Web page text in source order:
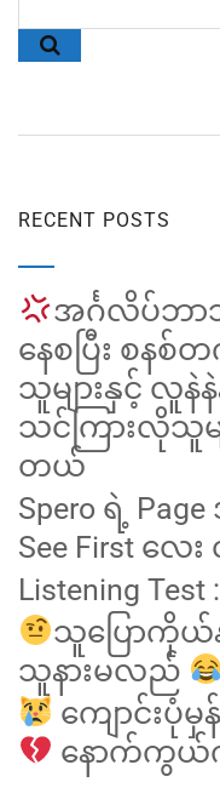
RECENT POSTS
အင်္ဂလိပ်ဘာ
နေစပြီး စန
သူများနှင့် လူ
သင်ကြားလိုသူမ
တယ်
Spero ရဲ့
See First လေ
Listening Test
သူပြောကိုယ်
သူနားမလည်
ကျောင်းပုံ
နောက်ကွယ်